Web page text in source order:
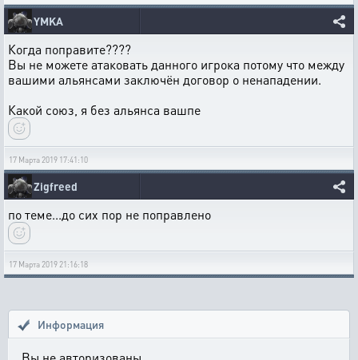
YMKA
Когда поправите????
Вы не можете атаковать данного игрока потому что между
вашими альянсами заключён договор о ненападении.
Какой союз, я без альянса вашпе
17 Марта 2019 17:41:10
Zigfreed
по теме...до сих пор не поправлено
17 Марта 2019 21:16:18
Информация